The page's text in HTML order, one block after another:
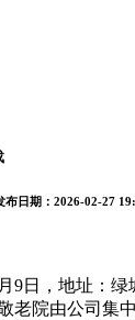
布日期：2026-02-27
日，地址：绿
老院由公司集